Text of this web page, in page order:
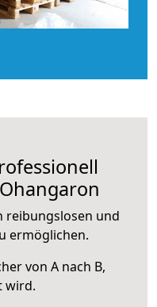
reibungslosen und
ermöglichen.
von A nach B,
wird.